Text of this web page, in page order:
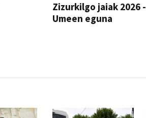
Zizurkilgo jaiak 2026 -
Umeen eguna